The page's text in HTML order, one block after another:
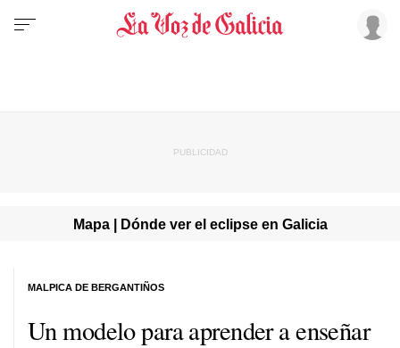
Mapa | Dónde ver el eclipse en Galicia
Un modelo para aprender a enseñar
MALPICA DE BERGANTIÑOS